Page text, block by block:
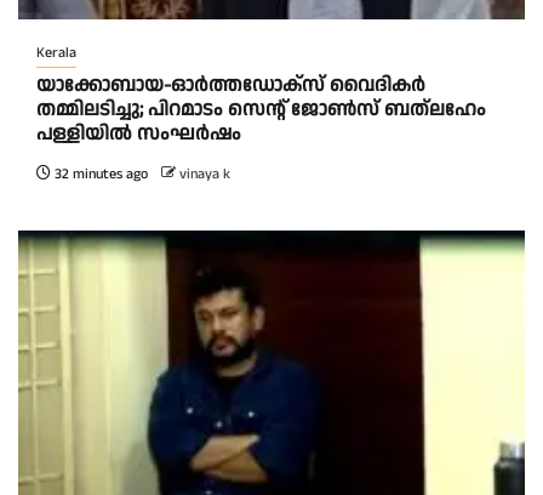
Kerala
യാക്കോബായ-ഓർത്തഡോക്സ് വൈദികർ
തമ്മിലടിച്ചു; പിറമാടം സെന്റ്‌ ജോൺസ് ബത്ലഹേം
പള്ളിയിൽ സംഘർഷം
32 minutes ago vinaya k